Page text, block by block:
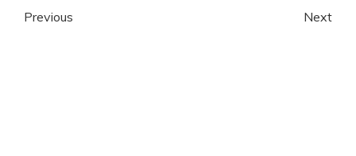
Previous Next